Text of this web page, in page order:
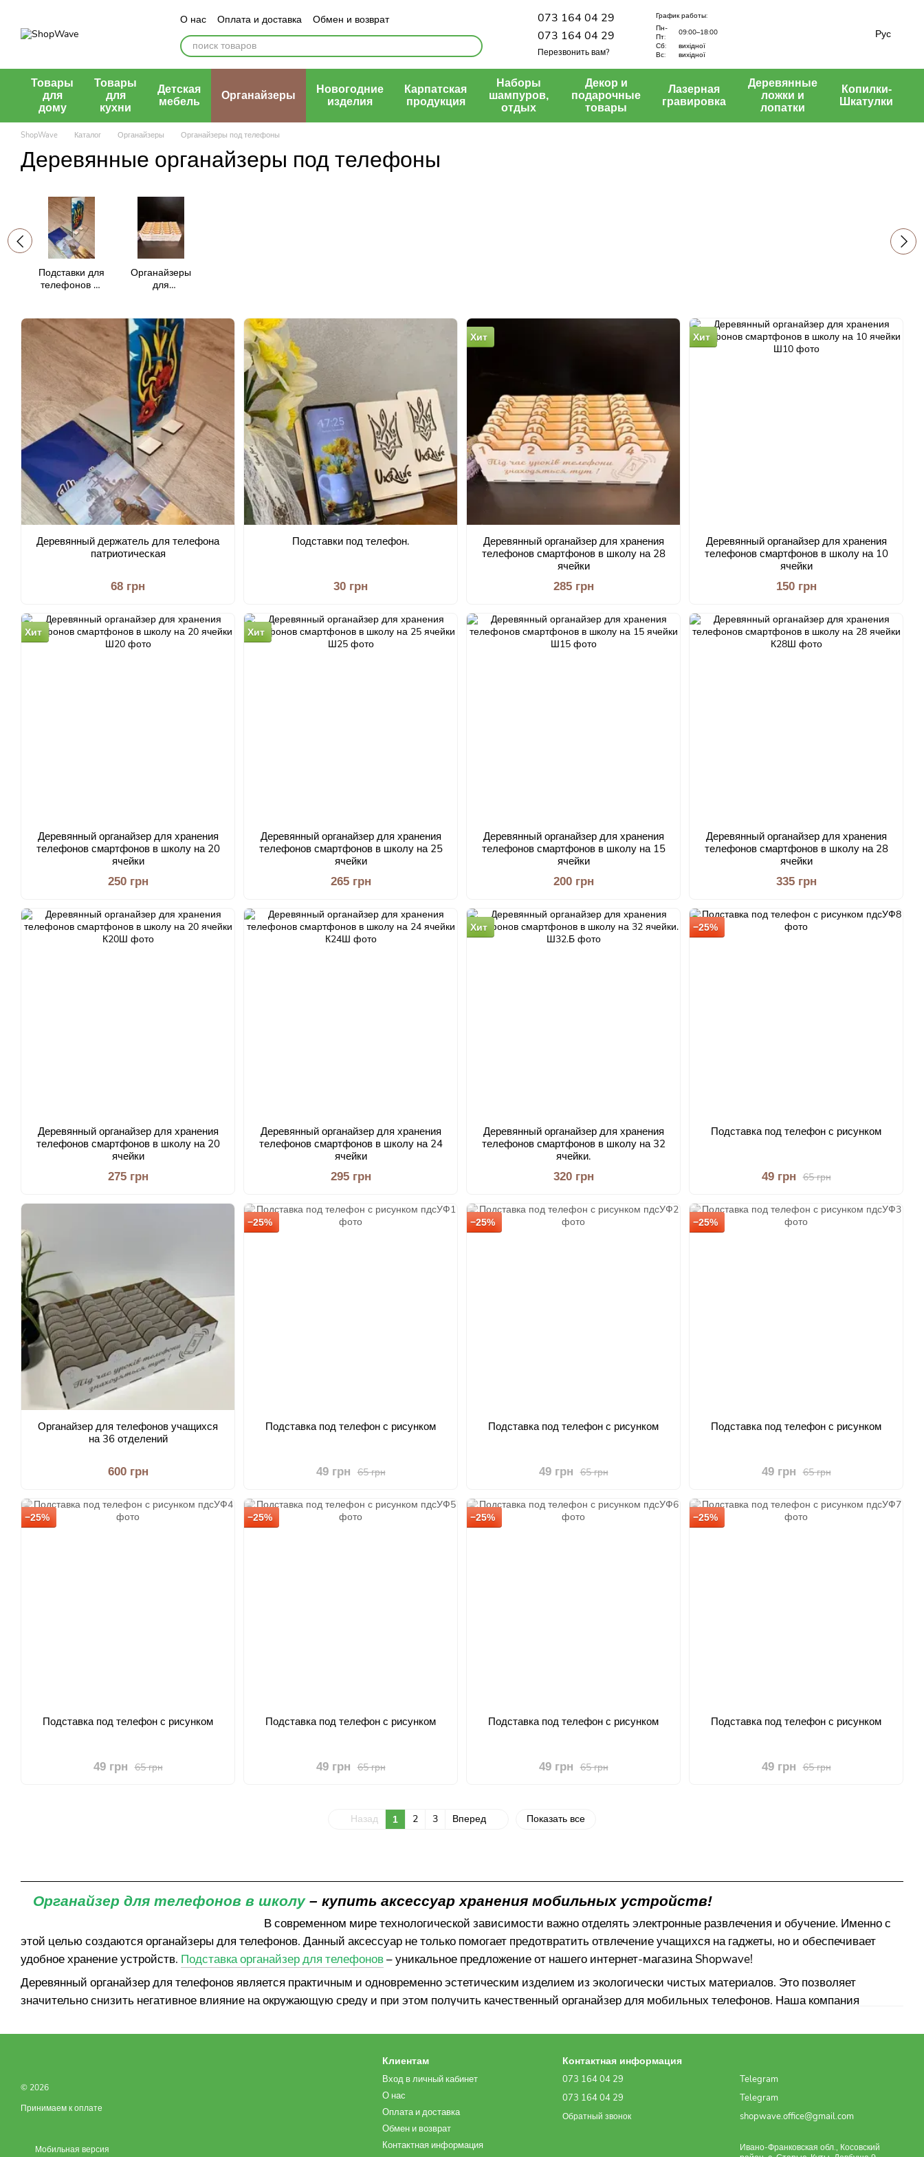
О нас Оплата и доставка
Обмен и возврат
Контактная информация
Политика конфиденциальности
Публичная оферта
073 164 04 29
073 164 04 29
Перезвонить вам?
График работы:
Пн-
Пт:
09:00–18:00
Сб:
вихідної
Вс:
вихідної
Рус
Товары
для
дому
Товары
для
кухни
Детская
мебель
Органайзеры
Новогодние
изделия
Карпатская
продукция
Наборы
шампуров,
отдых
Декор и
подарочные
товары
Лазерная
гравировка
Деревянные
ложки и
лопатки
Копилки-
Шкатулки
ShopWave Каталог Органайзеры Органайзеры под телефоны
Деревянные органайзеры под телефоны
Подставки для
телефонов из
Органайзеры
для
Органайзер для телефонов в школу– купить аксессуар хранения мобильных устройств!
В современном мире технологической зависимости важно отделять электронные развлечения и обучение. Именно с
этой целью создаются органайзеры для телефонов. Данный аксессуар не только помогает предотвратить отвлечение учащихся на гаджеты, но и обеспечивает
удобное хранение устройств. Подставка органайзер для телефонов– уникальное предложение от нашего интернет-магазина Shopwave!
Деревянный органайзер для телефонов является практичным и одновременно эстетическим изделием из экологически чистых материалов. Это позволяет
значительно снизить негативное влияние на окружающую среду и при этом получить качественный органайзер для мобильных телефонов. Наша компания
соответствии со своими потребностями и интерьером помещения.
Органайзер для телефонов в школу от Shopwave – это высокопрочные и долговечные изделия из дерева, которые со временем не деформируются и легко
выдерживают интенсивную эксплуатацию. Привлекательный вид, натуральность материалов и функциональность подставок делает их полезными аксессуарами
Заказать от нас органайзер для телефонов высокого качества ручной работы удастся очень быстро и недорого! Открывайте онлайн-каталог и выбирайте
Деревянный держатель для телефона
патриотическая
68 грн
Подставки под телефон.
30 грн
Хит
Деревянный органайзер для хранения
телефонов смартфонов в школу на 28
ячейки
285 грн
Хит
Деревянный органайзер для хранения
телефонов смартфонов в школу на 10
ячейки
150 грн
Хит
Деревянный органайзер для хранения
телефонов смартфонов в школу на 20
ячейки
250 грн
Хит
Деревянный органайзер для хранения
телефонов смартфонов в школу на 25
ячейки
265 грн
Деревянный органайзер для хранения
телефонов смартфонов в школу на 15
ячейки
200 грн
Деревянный органайзер для хранения
телефонов смартфонов в школу на 28
ячейки
335 грн
Деревянный органайзер для хранения
телефонов смартфонов в школу на 20
ячейки
275 грн
Деревянный органайзер для хранения
телефонов смартфонов в школу на 24
ячейки
295 грн
Хит
Деревянный органайзер для хранения
телефонов смартфонов в школу на 32
ячейки.
320 грн
−25%
Подставка под телефон с рисунком
65 грн
49 грн
Органайзер для телефонов учащихся
на 36 отделений
600 грн
−25%
Подставка под телефон с рисунком
65 грн
49 грн
−25%
Подставка под телефон с рисунком
65 грн
49 грн
−25%
Подставка под телефон с рисунком
65 грн
49 грн
−25%
Подставка под телефон с рисунком
65 грн
49 грн
−25%
Подставка под телефон с рисунком
65 грн
49 грн
−25%
Подставка под телефон с рисунком
65 грн
49 грн
−25%
Подставка под телефон с рисунком
65 грн
49 грн
Назад 1 2 3 Вперед Показать все
© 2026
Принимаем к оплате
Мобильная версия
Клиентам
Вход в личный кабинет
О нас
Оплата и доставка
Обмен и возврат
Контактная информация
Контактная информация
073 164 04 29
073 164 04 29
Обратный звонок
Telegram
Telegram
shopwave.office@gmail.com
Ивано-Франковская обл., Косовский